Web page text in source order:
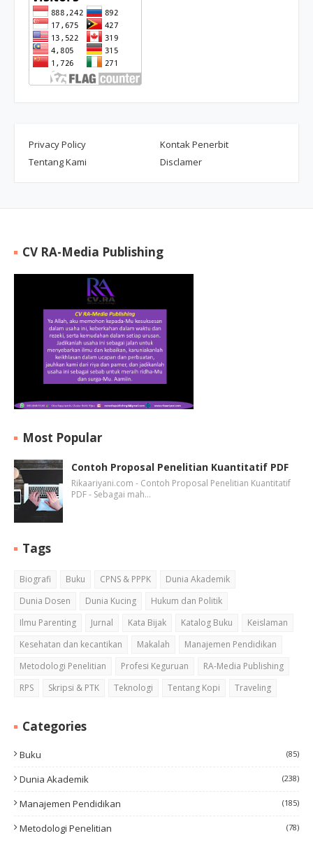
Privacy Policy
Kontak Penerbit
Tentang Kami
Disclamer
CV RA-Media Publishing
Most Popular
Contoh Proposal Penelitian Kuantitatif PDF
Rikaariyani.com - Contoh Proposal Penelitian Kuantitatif
PDF - Sebagai mah…
Tags
Biografi Buku CPNS & PPPK
Dunia Akademik
Dunia Dosen
Dunia Kucing
Hukum dan Politik
Ilmu Parenting
Jurnal Kata Bijak Katalog Buku
Keislaman
Kesehatan dan kecantikan
Makalah
Manajemen Pendidikan
Metodologi Penelitian
Profesi Keguruan
RA-Media Publishing
RPS
Skripsi & PTK Teknologi Tentang Kopi Traveling
Categories
Buku (85)
Dunia Akademik (238)
Manajemen Pendidikan (185)
Metodologi Penelitian (78)